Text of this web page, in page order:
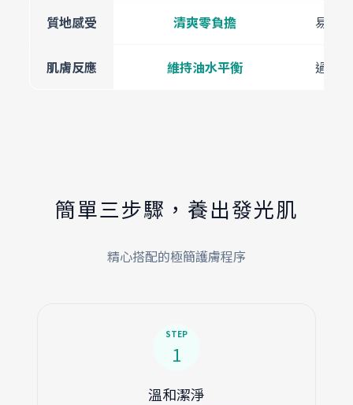
質地感受 清爽零負擔 易有
肌膚反應 維持油水平衡 過度
簡單三步驟，養出發光肌
精心搭配的極簡護膚程序
STEP
1
溫和潔淨